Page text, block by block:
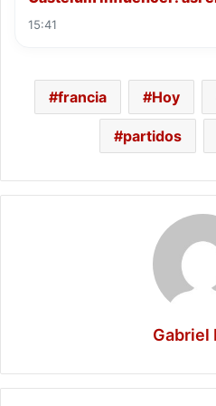
15:41
francia Hoy
partidos
Gabriel